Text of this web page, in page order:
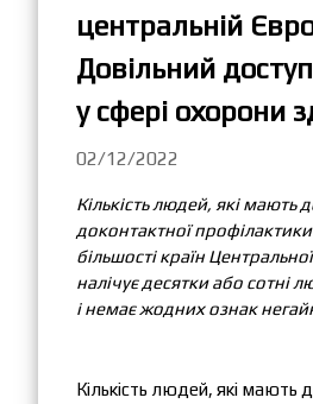
центральній
Довільний
у сфері охорони
02/12/2022
Кількість людей, які мають
доконтактної профілактики
більшості країн
налічує десятки або сотні
і немає жодних ознак
Кількість людей, які мають